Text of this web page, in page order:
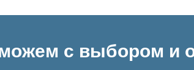
с выбором и